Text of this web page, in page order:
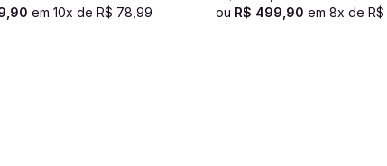
,90 em 10x de R$ 78,99
ou R$ 499,90 em 8x de R$